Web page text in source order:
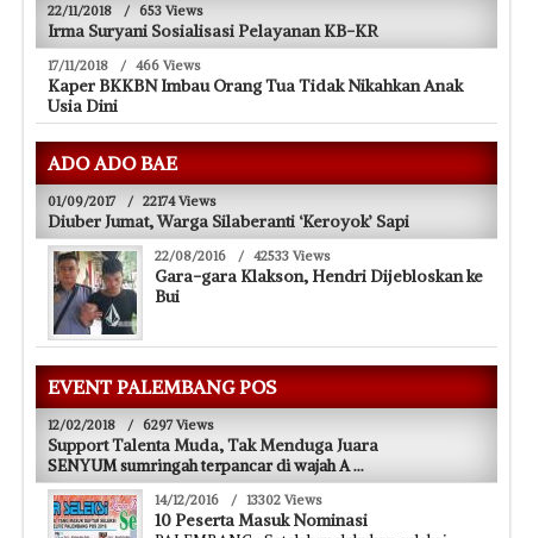
22/11/2018 / 653 Views
Irma Suryani Sosialisasi Pelayanan KB-KR
17/11/2018 / 466 Views
Kaper BKKBN Imbau Orang Tua Tidak Nikahkan Anak
Usia Dini
ADO ADO BAE
01/09/2017 / 22174 Views
Diuber Jumat, Warga Silaberanti ‘Keroyok’ Sapi
22/08/2016 / 42533 Views
Gara-gara Klakson, Hendri Dijebloskan ke
Bui
EVENT PALEMBANG POS
12/02/2018 / 6297 Views
Support Talenta Muda, Tak Menduga Juara
SENYUM sumringah terpancar di wajah A...
14/12/2016 / 13302 Views
10 Peserta Masuk Nominasi